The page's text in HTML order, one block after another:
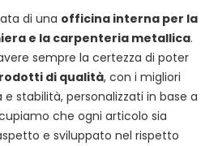
di una officina interna per la
e la carpenteria metallica.
sempre la certezza di poter
di qualità, con i migliori
stabilità, personalizzati in base a
che ogni articolo sia
e sviluppato nel rispetto